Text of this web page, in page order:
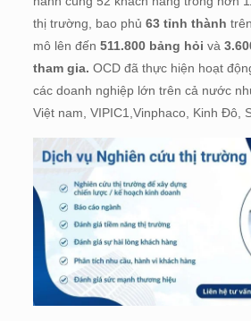
thị trường, bao phủ 63 tỉnh thành
mô lên đến 511.800 bảng hỏi và
tham gia. OCD đã thực hiện hoạt
các doanh nghiệp lớn trên cả nước
Việt nam, VIPIC1,Vinphaco, Kinh Đô,